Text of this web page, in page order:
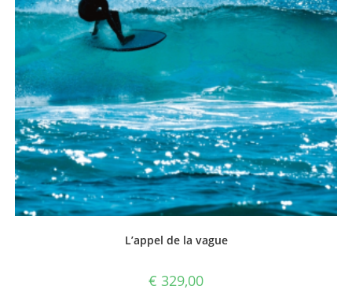
L’appel de la vague
€ 329,00